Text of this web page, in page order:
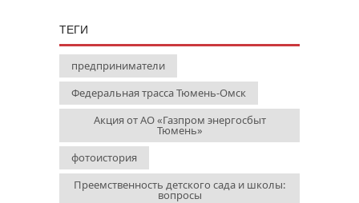
ТЕГИ
предприниматели
Федеральная трасса Тюмень-Омск
Акция от АО «Газпром энергосбыт
Тюмень»
фотоистория
Преемственность детского сада и школы:
вопросы